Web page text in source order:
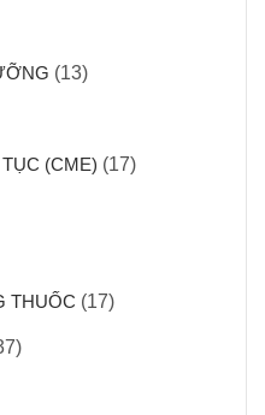
(13)
(CME) (17)
THUỐC (17)